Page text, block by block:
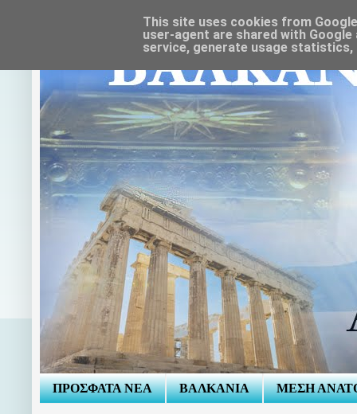
ΠΡΟΣΦΑΤΑ ΝΕΑ ΒΑΛΚΑΝΙΑ ΜΕΣΗ
This site uses cookies from
user-agent are shared with
service, generate usage statistics,